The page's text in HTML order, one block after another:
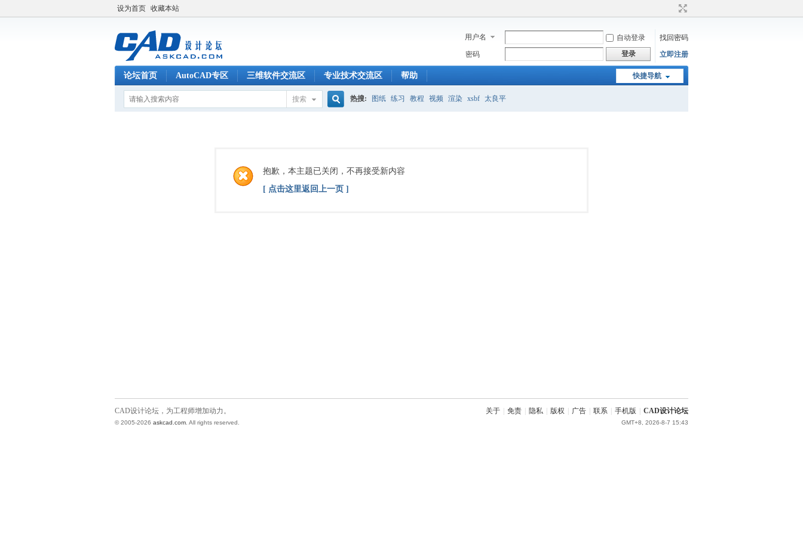
设为首页 收藏本站
用户名 自动登录
找回密码
密码
登录 立即注册
快捷导航
论坛首页 AutoCAD专区 三维软件交流区 专业技术交流区 帮助
搜索
索
热搜: 图纸 练习 教程 视频 渲染 xsbf 太良平
抱歉，本主题已关闭，不再接受新内容
[ 点击这里返回上一页 ]
关于 免责 隐私 版权 广告 联系 手机版 CAD设计论坛
GMT+8, 2026-8-7 15:43
CAD设计论坛，为工程师增加动力。
© 2005-2026 askcad.com . All rights reserved.